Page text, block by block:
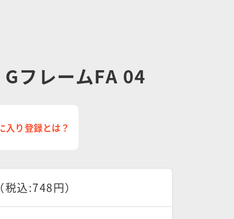
フレームFA 04
入り登録とは？
込:748円）